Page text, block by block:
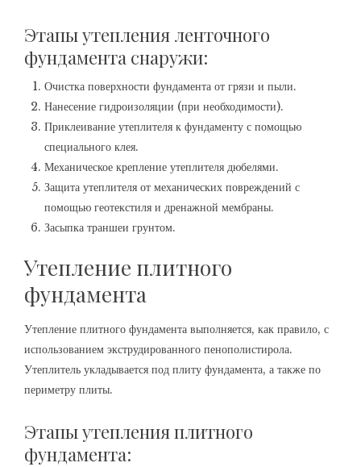
Этапы утепления ленточного
фундамента снаружи:
Очистка поверхности фундамента от грязи и пыли.
Нанесение гидроизоляции (при необходимости).
Приклеивание утеплителя к фундаменту с помощью
специального клея.
Механическое крепление утеплителя дюбелями.
Защита утеплителя от механических повреждений с
помощью геотекстиля и дренажной мембраны.
Засыпка траншеи грунтом.
Утепление плитного
фундамента
Утепление плитного фундамента выполняется, как правило, с
использованием экструдированного пенополистирола.
Утеплитель укладывается под плиту фундамента, а также по
периметру плиты.
Этапы утепления плитного
фундамента: